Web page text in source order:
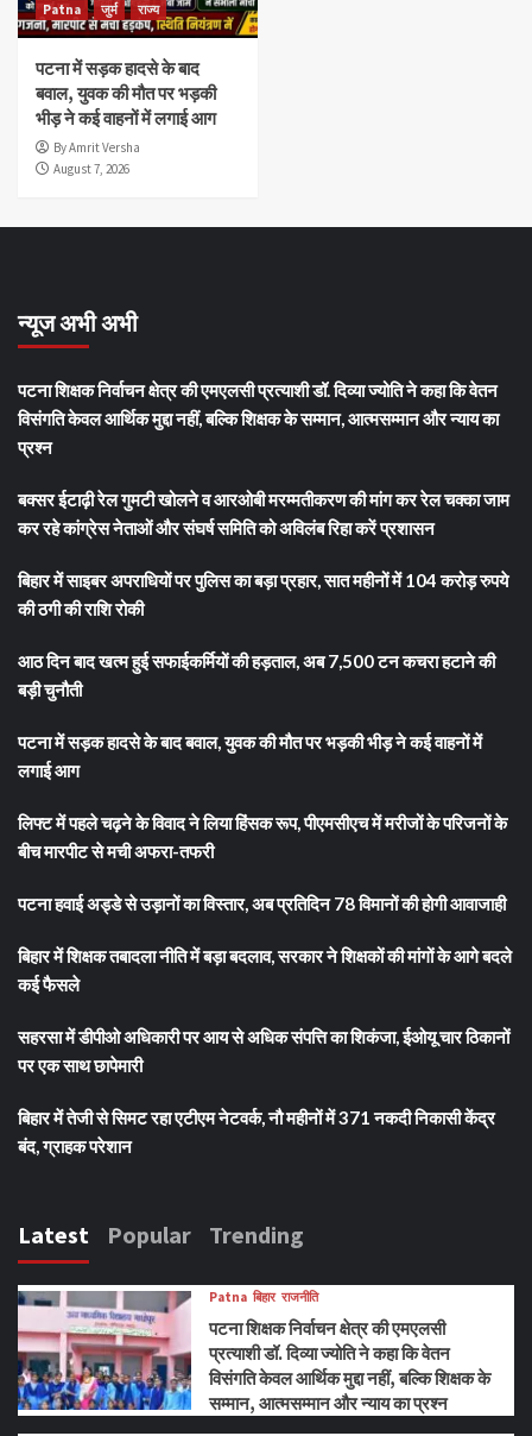
Patna
जुर्म राज्य
पटना में सड़क हादसे के बाद
बवाल, युवक की मौत पर भड़की
भीड़ ने कई वाहनों में लगाई आग
By Amrit Versha
August 7, 2026
न्यूज अभी अभी
पटना शिक्षक निर्वाचन क्षेत्र की एमएलसी प्रत्याशी डॉ. दिव्या ज्योति ने कहा कि वेतन
विसंगति केवल आर्थिक मुद्दा नहीं, बल्कि शिक्षक के सम्मान, आत्मसम्मान और न्याय का
प्रश्न
बक्सर ईटाढ़ी रेल गुमटी खोलने व आरओबी मरम्मतीकरण की मांग कर रेल चक्का जाम
कर रहे कांग्रेस नेताओं और संघर्ष समिति को अविलंब रिहा करें प्रशासन
बिहार में साइबर अपराधियों पर पुलिस का बड़ा प्रहार, सात महीनों में 104 करोड़ रुपये
की ठगी की राशि रोकी
आठ दिन बाद खत्म हुई सफाईकर्मियों की हड़ताल, अब 7,500 टन कचरा हटाने की
बड़ी चुनौती
पटना में सड़क हादसे के बाद बवाल, युवक की मौत पर भड़की भीड़ ने कई वाहनों में
लगाई आग
लिफ्ट में पहले चढ़ने के विवाद ने लिया हिंसक रूप, पीएमसीएच में मरीजों के परिजनों के
बीच मारपीट से मची अफरा-तफरी
पटना हवाई अड्डे से उड़ानों का विस्तार, अब प्रतिदिन 78 विमानों की होगी आवाजाही
बिहार में शिक्षक तबादला नीति में बड़ा बदलाव, सरकार ने शिक्षकों की मांगों के आगे बदले
कई फैसले
सहरसा में डीपीओ अधिकारी पर आय से अधिक संपत्ति का शिकंजा, ईओयू चार ठिकानों
पर एक साथ छापेमारी
बिहार में तेजी से सिमट रहा एटीएम नेटवर्क, नौ महीनों में 371 नकदी निकासी केंद्र
बंद, ग्राहक परेशान
Latest Popular Trending
Patna बिहार राजनीति
पटना शिक्षक निर्वाचन क्षेत्र की एमएलसी
प्रत्याशी डॉ. दिव्या ज्योति ने कहा कि वेतन
विसंगति केवल आर्थिक मुद्दा नहीं, बल्कि शिक्षक के
सम्मान, आत्मसम्मान और न्याय का प्रश्न